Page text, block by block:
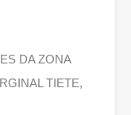
DA ZONA
TIETE,